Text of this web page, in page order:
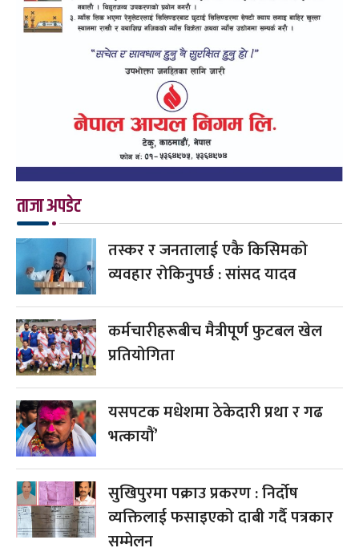
ताजा अपडेट
तस्कर र जनतालाई एकै किसिमको
व्यवहार रोकिनुपर्छ : सांसद यादव
कर्मचारीहरूबीच मैत्रीपूर्ण फुटबल खेल
प्रतियोगिता
यसपटक मधेशमा ठेकेदारी प्रथा र गढ
भत्कायौं’
सुखिपुरमा पक्राउ प्रकरण : निर्दोष
व्यक्तिलाई फसाइएको दाबी गर्दै पत्रकार
सम्मेलन